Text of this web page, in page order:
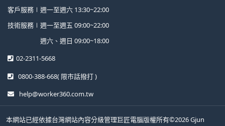
客戶服務∣ 週一至週六 13:30~22:00
技術服務∣ 週一至週五 09:00~22:00
週六、週日 09:00~18:00
02-2311-5668
0800-388-668( 限市話撥打 )
help@worker360.com.tw
本網站已經依據台灣網站內容分級管理巨匠電腦版權所有©2026 Gjun